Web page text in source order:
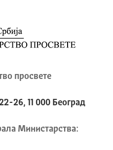
просвете
26, 11 000 Београд
Mинистарства: